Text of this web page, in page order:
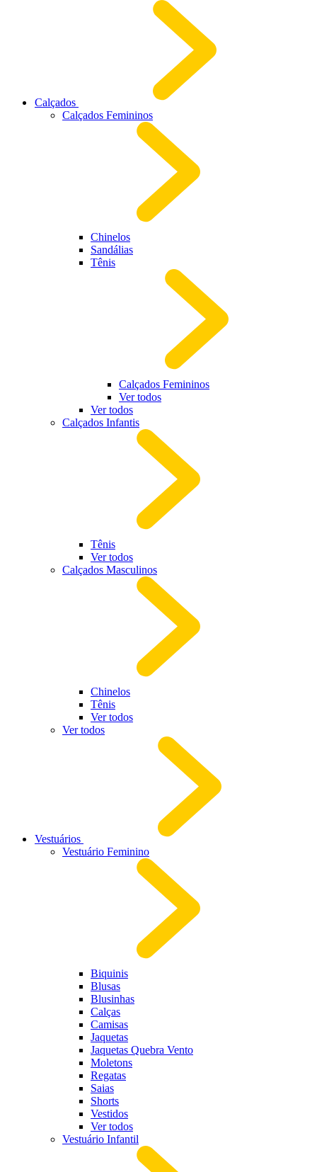
Calçados
Calçados Femininos
Chinelos
Sandálias
Tênis
Calçados Femininos
Ver todos
Ver todos
Calçados Infantis
Tênis
Ver todos
Calçados Masculinos
Chinelos
Tênis
Ver todos
Ver todos
Vestuários
Vestuário Feminino
Biquinis
Blusas
Blusinhas
Calças
Camisas
Jaquetas
Jaquetas Quebra Vento
Moletons
Regatas
Saias
Shorts
Vestidos
Ver todos
Vestuário Infantil